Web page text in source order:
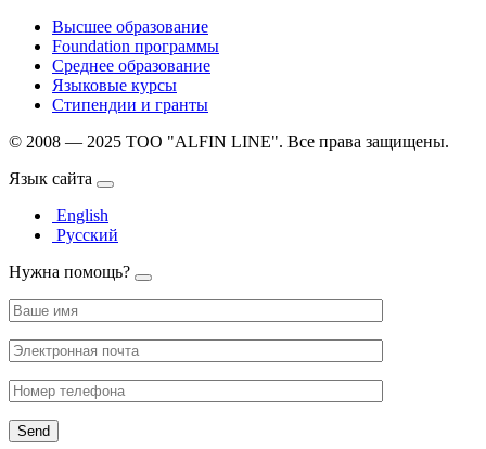
Высшее образование
Foundation программы
Среднее образование
Языковые курсы
Стипендии и гранты
© 2008 — 2025 ТОО "ALFIN LINE". Все права защищены.
Язык сайта
English
Русский
Нужна помощь?